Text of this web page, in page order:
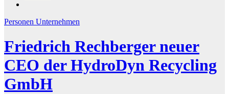
Personen Unternehmen
Friedrich Rechberger neuer
CEO der HydroDyn Recycling
GmbH